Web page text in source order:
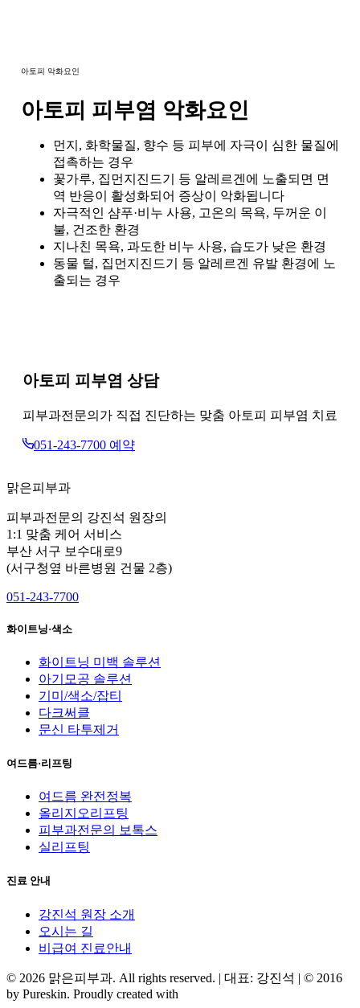
아토피 악화요인
아토피 피부염 악화요인
먼지, 화학물질, 향수 등 피부에 자극이 심한 물질에
접촉하는 경우
꽃가루, 집먼지진드기 등 알레르겐에 노출되면 면
역 반응이 활성화되어 증상이 악화됩니다
자극적인 샴푸·비누 사용, 고온의 목욕, 두꺼운 이
불, 건조한 환경
지나친 목욕, 과도한 비누 사용, 습도가 낮은 환경
동물 털, 집먼지진드기 등 알레르겐 유발 환경에 노
출되는 경우
아토피 피부염 상담
피부과전문의가 직접 진단하는 맞춤 아토피 피부염 치료
051-243-7700 예약
맑은피부과
피부과전문의 강진석 원장의
1:1 맞춤 케어 서비스
부산 서구 보수대로9
(서구청옆 바른병원 건물 2층)
051-243-7700
화이트닝·색소
화이트닝 미백 솔루션
아기모공 솔루션
기미/색소/잡티
다크써클
문신 타투제거
여드름·리프팅
여드름 완전정복
올리지오리프팅
피부과전문의 보톡스
실리프팅
진료 안내
강진석 원장 소개
오시는 길
비급여 진료안내
© 2026 맑은피부과. All rights reserved. | 대표: 강진석 | © 2016
by Pureskin. Proudly created with